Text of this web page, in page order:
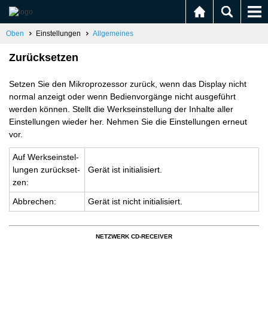
Oben Einstellungen Allgemeines
Zurücksetzen
Setzen Sie den Mikroprozessor zurück, wenn das Display nicht
normal anzeigt oder wenn Bedienvorgänge nicht ausgeführt
werden können. Stellt die Werkseinstellung der Inhalte aller
Einstellungen wieder her. Nehmen Sie die Einstellungen erneut
vor.
Auf Werks­ein­stel­
lun­gen zu­rück­set­
zen:
Gerät ist in­itia­li­siert.
Ab­bre­chen: Gerät ist nicht in­itia­li­siert.
NETZWERK CD-RECEIVER